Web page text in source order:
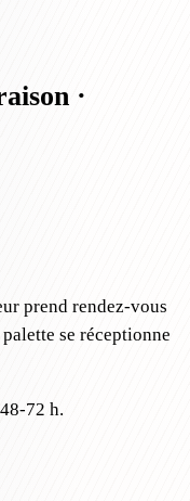
·
prend rendez-vous
se réceptionne
72 h.